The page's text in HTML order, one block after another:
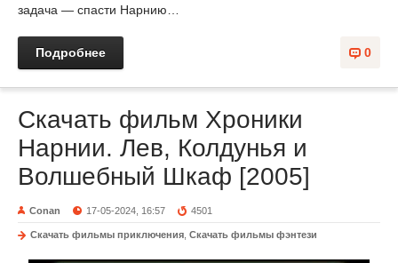
задача — спасти Нарнию…
0
Подробнее
Скачать фильм Хроники
Нарнии. Лев, Колдунья и
Волшебный Шкаф [2005]
Conan 17-05-2024, 16:57 4501
Скачать фильмы приключения Скачать фильмы фэнтези